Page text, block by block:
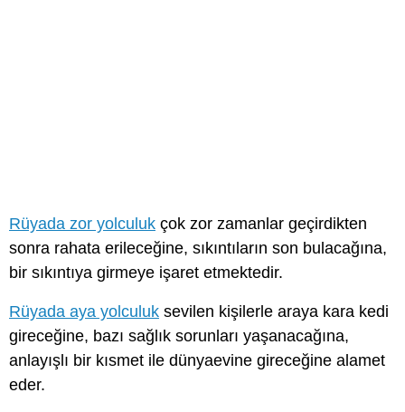
Rüyada zor yolculuk çok zor zamanlar geçirdikten
sonra rahata erileceğine, sıkıntıların son bulacağına,
bir sıkıntıya girmeye işaret etmektedir.
Rüyada aya yolculuk sevilen kişilerle araya kara kedi
gireceğine, bazı sağlık sorunları yaşanacağına,
anlayışlı bir kısmet ile dünyaevine gireceğine alamet
eder.